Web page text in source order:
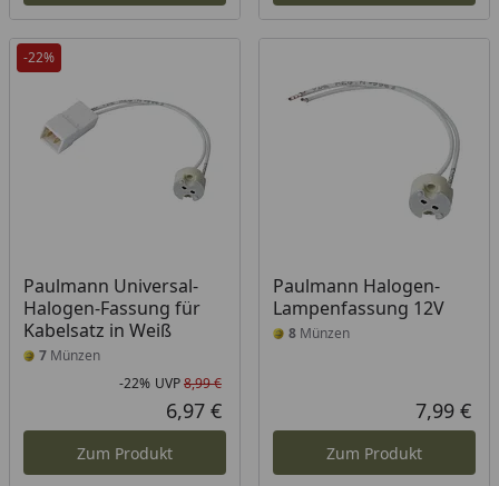
-22%
Paulmann Universal-
Halogen-Fassung für
Kabelsatz in Weiß
7 Münzen
Rabatt in Prozent
-22%
Ursprünglicher Preis
UVP8,99 €
Aktueller Preis
6,97 €
Zum Produkt
Paulmann Halogen-
Lampenfassung 12V
8Münzen
7,99 €
Zum Produkt